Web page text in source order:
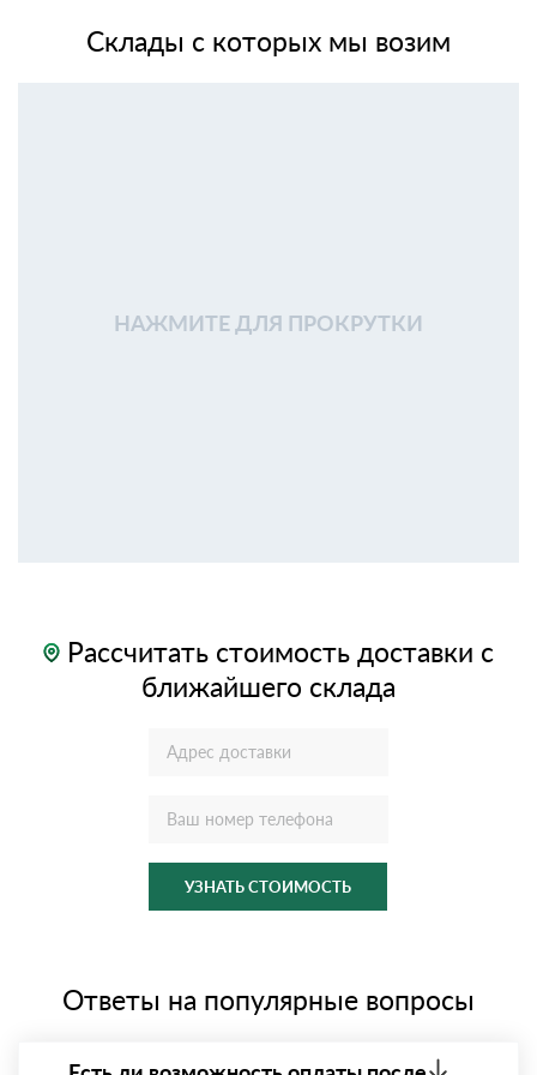
Склады с которых мы возим
НАЖМИТЕ ДЛЯ ПРОКРУТКИ
Рассчитать стоимость доставки с
ближайшего склада
УЗНАТЬ СТОИМОСТЬ
Ответы на популярные вопросы